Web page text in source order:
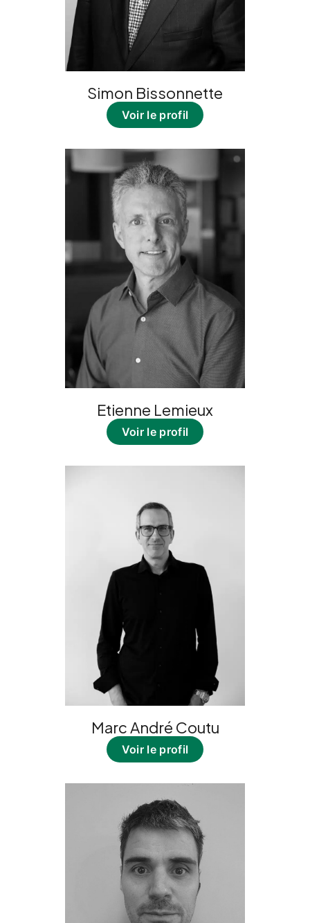
Simon Bissonnette
Voir le profil
Etienne Lemieux
Voir le profil
Marc André Coutu
Voir le profil